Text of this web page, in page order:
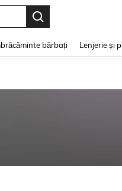
bărbați Lenjerie și